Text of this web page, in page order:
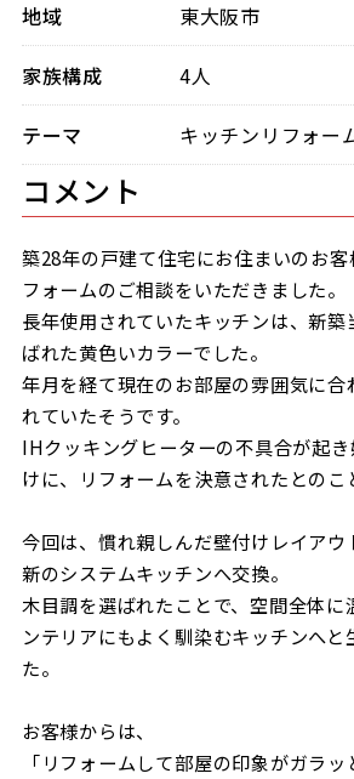
地域 東大阪市
家族構成 4人
テーマ キッチンリフォー
コメント
築28年の戸建て住宅にお住まいのお
フォームのご相談をいただきました。
長年使用されていたキッチンは、新
ばれた黄色いカラーでした。
年月を経て現在のお部屋の雰囲気に合
れていたそうです。
IHクッキングヒーターの不具合が起
けに、リフォームを決意されたとのこ
今回は、慣れ親しんだ壁付けレイア
新のシステムキッチンへ交換。
木目調を選ばれたことで、空間全体に
ンテリアにもよく馴染むキッチンへと
た。
お客様からは、
「リフォームして部屋の印象がガラ